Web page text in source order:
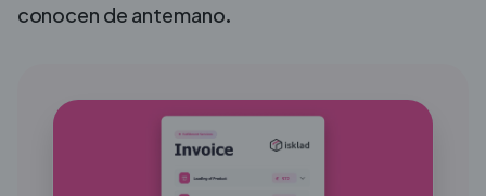
conocen de antemano.